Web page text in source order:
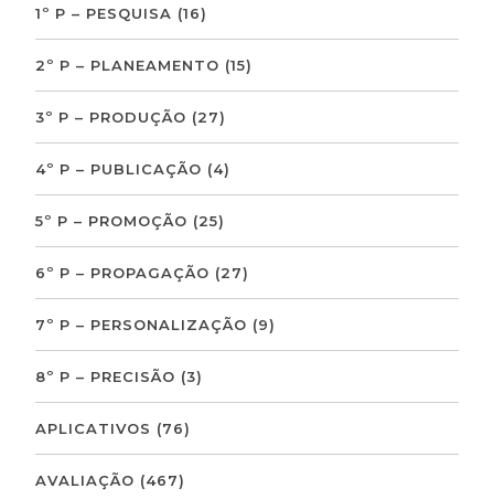
1º P – PESQUISA (16)
2º P – PLANEAMENTO (15)
3º P – PRODUÇÃO (27)
4º P – PUBLICAÇÃO (4)
5º P – PROMOÇÃO (25)
6º P – PROPAGAÇÃO (27)
7º P – PERSONALIZAÇÃO (9)
8º P – PRECISÃO (3)
APLICATIVOS (76)
AVALIAÇÃO (467)